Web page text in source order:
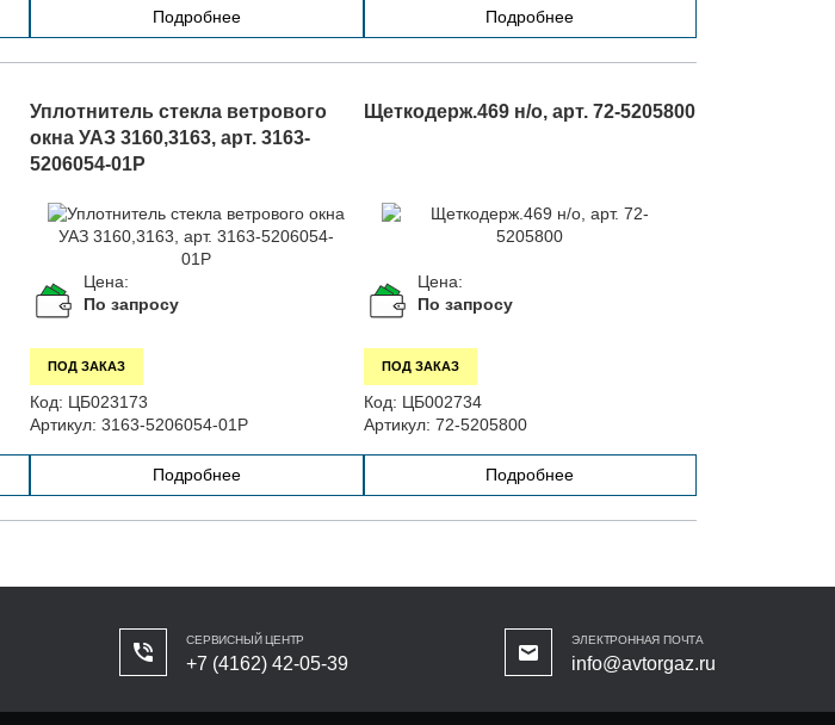
Подробнее Подробнее
Уплотнитель стекла ветрового
окна УАЗ 3160,3163, арт. 3163-
5206054-01Р
Цена:
По запросу
ПОД ЗАКАЗ
Код: ЦБ023173
Артикул: 3163-5206054-01Р
Подробнее
Щеткодерж.469 н/о, арт. 72-5205800
Цена:
По запросу
ПОД ЗАКАЗ
Код: ЦБ002734
Артикул: 72-5205800
Подробнее
СЕРВИСНЫЙ ЦЕНТР
+7 (4162) 42-05-39
ЭЛЕКТРОННАЯ ПОЧТА
info@avtorgaz.ru